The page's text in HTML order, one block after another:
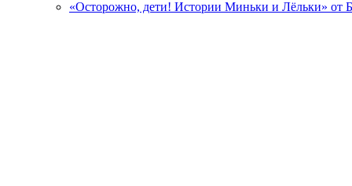
«Осторожно, дети! Истории Миньки и Лёльки» от